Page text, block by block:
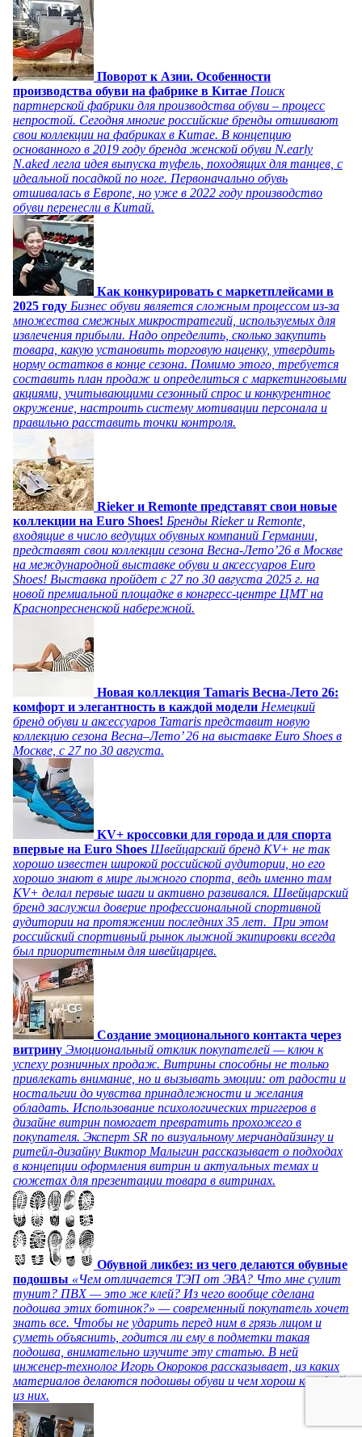
Поворот к Азии. Особенности
производства обуви на фабрике в Китае Поиск
партнерской фабрики для производства обуви – процесс
непростой. Сегодня многие российские бренды отшивают
свои коллекции на фабриках в Китае. В концепцию
основанного в 2019 году бренда женской обуви N.early
N.aked легла идея выпуска туфель, походящих для танцев, с
идеальной посадкой по ноге. Первоначально обувь
отшивалась в Европе, но уже в 2022 году производство
обуви перенесли в Китай.
Как конкурировать с маркетплейсами в
2025 году Бизнес обуви является сложным процессом из-за
множества смежных микростратегий, используемых для
извлечения прибыли. Надо определить, сколько закупить
товара, какую установить торговую наценку, утвердить
норму остатков в конце сезона. Помимо этого, требуется
составить план продаж и определиться с маркетинговыми
акциями, учитывающими сезонный спрос и конкурентное
окружение, настроить систему мотивации персонала и
правильно расставить точки контроля.
Rieker и Remonte представят свои новые
коллекции на Euro Shoes! Бренды Rieker и Remonte,
входящие в число ведущих обувных компаний Германии,
представят свои коллекции сезона Весна-Лето’26 в Москве
на международной выставке обуви и аксессуаров Euro
Shoes! Выставка пройдет c 27 по 30 августа 2025 г. на
новой премиальной площадке в конгресс-центре ЦМТ на
Краснопресненской набережной.
Новая коллекция Tamaris Весна-Лето 26:
комфорт и элегантность в каждой модели Немецкий
бренд обуви и аксессуаров Tamaris представит новую
коллекцию сезона Весна–Лето’ 26 на выставке Euro Shoes в
Москве, с 27 по 30 августа.
KV+ кроссовки для города и для спорта
впервые на Euro Shoes Швейцарский бренд KV+ не так
хорошо известен широкой российской аудитории, но его
хорошо знают в мире лыжного спорта, ведь именно там
KV+ делал первые шаги и активно развивался. Швейцарский
бренд заслужил доверие профессиональной спортивной
аудитории на протяжении последних 35 лет. При этом
российский спортивный рынок лыжной экипировки всегда
был приоритетным для швейцарцев.
Создание эмоционального контакта через
витрину Эмоциональный отклик покупателей — ключ к
успеху розничных продаж. Витрины способны не только
привлекать внимание, но и вызывать эмоции: от радости и
ностальгии до чувства принадлежности и желания
обладать. Использование психологических триггеров в
дизайне витрин помогает превратить прохожего в
покупателя. Эксперт SR по визуальному мерчандайзингу и
ритейл-дизайну Виктор Малыгин рассказывает о подходах
в концепции оформления витрин и актуальных темах и
сюжетах для презентации товара в витринах.
Обувной ликбез: из чего делаются обувные
подошвы «Чем отличается ТЭП от ЭВА? Что мне сулит
тунит? ПВХ — это же клей? Из чего вообще сделана
подошва этих ботинок?» — современный покупатель хочет
знать все. Чтобы не ударить перед ним в грязь лицом и
суметь объяснить, годится ли ему в подметки такая
подошва, внимательно изучите эту статью. В ней
инженер-технолог Игорь Окороков рассказывает, из каких
материалов делаются подошвы обуви и чем хорош каждый
из них.